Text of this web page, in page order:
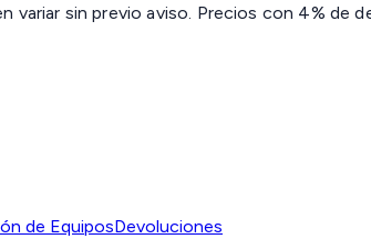
variar sin previo aviso. Precios con 4%
de EquiposDevoluciones